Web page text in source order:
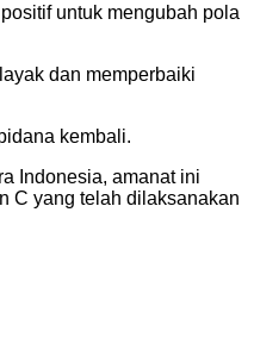
untuk mengubah pola
dan memperbaiki
kembali.
Indonesia, amanat ini
C yang telah dilaksanakan